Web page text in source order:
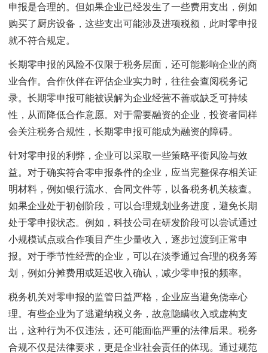
申报是合理的。但如果企业已经发生了一些费用支出，例如
购买了厨房设备，这些支出可能涉及进项税额，此时零申报
就不符合规定。
长期零申报的风险不仅限于税务层面，还可能影响企业的商
业合作。合作伙伴在评估企业实力时，往往会查阅税务记
录。长期零申报可能被误解为企业经营不善或缺乏可持续
性，从而降低合作意愿。对于需要融资的企业，投资者同样
会关注税务合规性，长期零申报可能成为融资的障碍。
针对零申报的利弊，企业可以采取一些策略平衡风险与效
益。对于确实符合零申报条件的企业，应当完整保存相关证
明材料，例如银行流水、合同文件等，以备税务机关核查。
如果企业处于初创阶段，可以合理规划业务进度，避免长期
处于零申报状态。例如，科技公司在研发阶段可以尝试通过
小规模试点或合作项目产生少量收入，逐步过渡到正常申
报。对于季节性经营的企业，可以在淡季通过合理的税务筹
划，例如分摊费用或延迟收入确认，减少零申报的频率。
税务机关对零申报的监管日益严格，企业应当避免侥幸心
理。有些企业为了逃避纳税义务，故意隐瞒收入或虚构支
出，这种行为不仅违法，还可能面临严重的法律后果。税务
合规不仅是法律要求，更是企业社会责任的体现。通过规范